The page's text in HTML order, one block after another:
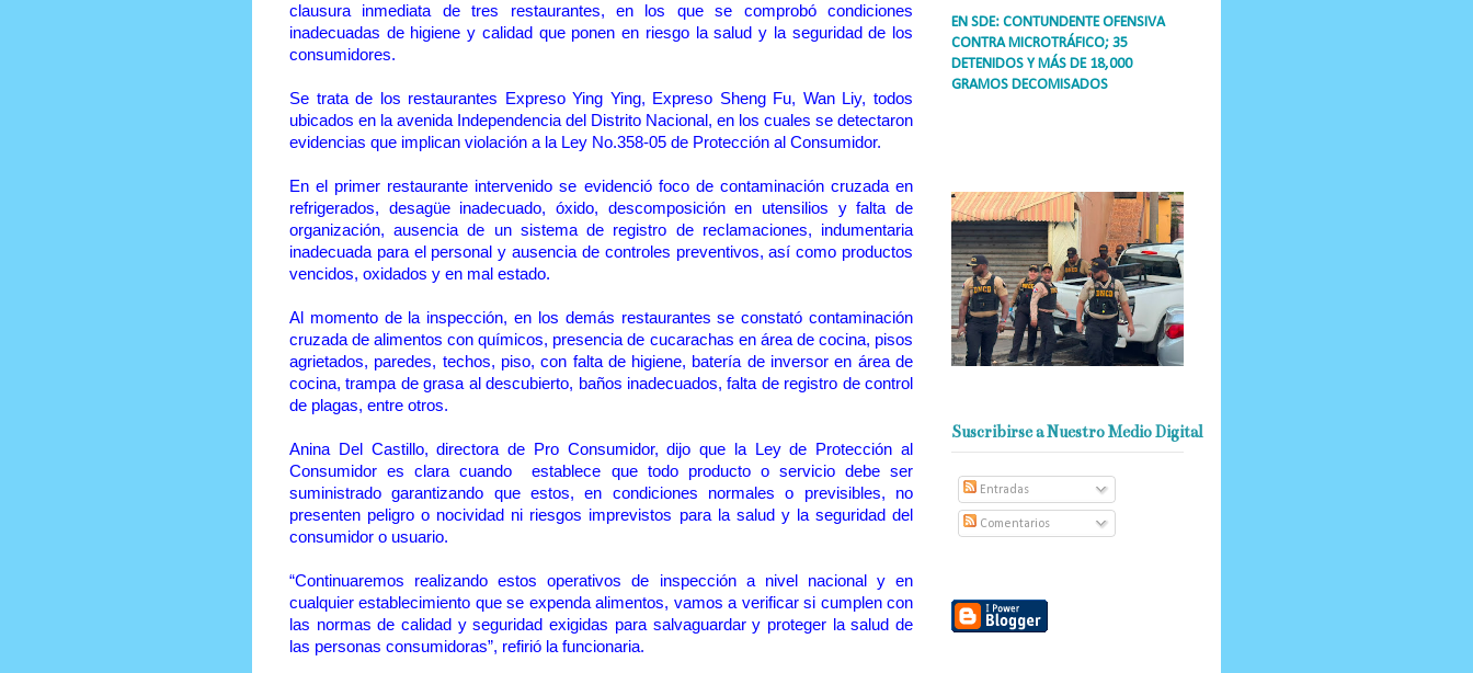
clausura inmediata de tres restaurantes, en los que se comprobó condiciones
inadecuadas de higiene y calidad que ponen en riesgo la salud y la seguridad de los
consumidores.
Se trata de los restaurantes Expreso Ying Ying, Expreso Sheng Fu, Wan Liy, todos
ubicados en la avenida Independencia del Distrito Nacional, en los cuales se detectaron
evidencias que implican violación a la Ley No.358-05 de Protección al Consumidor.
En el primer restaurante intervenido se evidenció foco de contaminación cruzada en
refrigerados, desagüe inadecuado, óxido, descomposición en utensilios y falta de
organización, ausencia de un sistema de registro de reclamaciones, indumentaria
inadecuada para el personal y ausencia de controles preventivos, así como productos
vencidos, oxidados y en mal estado.
Al momento de la inspección, en los demás restaurantes se constató contaminación
cruzada de alimentos con químicos, presencia de cucarachas en área de cocina, pisos
agrietados, paredes, techos, piso, con falta de higiene, batería de inversor en área de
cocina, trampa de grasa al descubierto, baños inadecuados, falta de registro de control
de plagas, entre otros.
Anina Del Castillo, directora de Pro Consumidor, dijo que la Ley de Protección al
Consumidor es clara cuando establece que todo producto o servicio debe ser
suministrado garantizando que estos, en condiciones normales o previsibles, no
presenten peligro o nocividad ni riesgos imprevistos para la salud y la seguridad del
consumidor o usuario.
“Continuaremos realizando estos operativos de inspección a nivel nacional y en
cualquier establecimiento que se expenda alimentos, vamos a verificar si cumplen con
las normas de calidad y seguridad exigidas para salvaguardar y proteger la salud de
las personas consumidoras”, refirió la funcionaria.
EN SDE: CONTUNDENTE OFENSIVA
CONTRA MICROTRÁFICO; 35
DETENIDOS Y MÁS DE 18,000
GRAMOS DECOMISADOS
Suscribirse a Nuestro Medio Digital
Entradas
Comentarios